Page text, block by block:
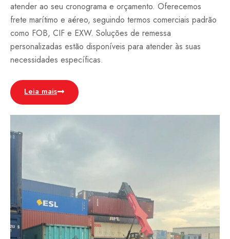
atender ao seu cronograma e orçamento. Oferecemos
frete marítimo e aéreo, seguindo termos comerciais padrão
como FOB, CIF e EXW. Soluções de remessa
personalizadas estão disponíveis para atender às suas
necessidades específicas.
Leia mais